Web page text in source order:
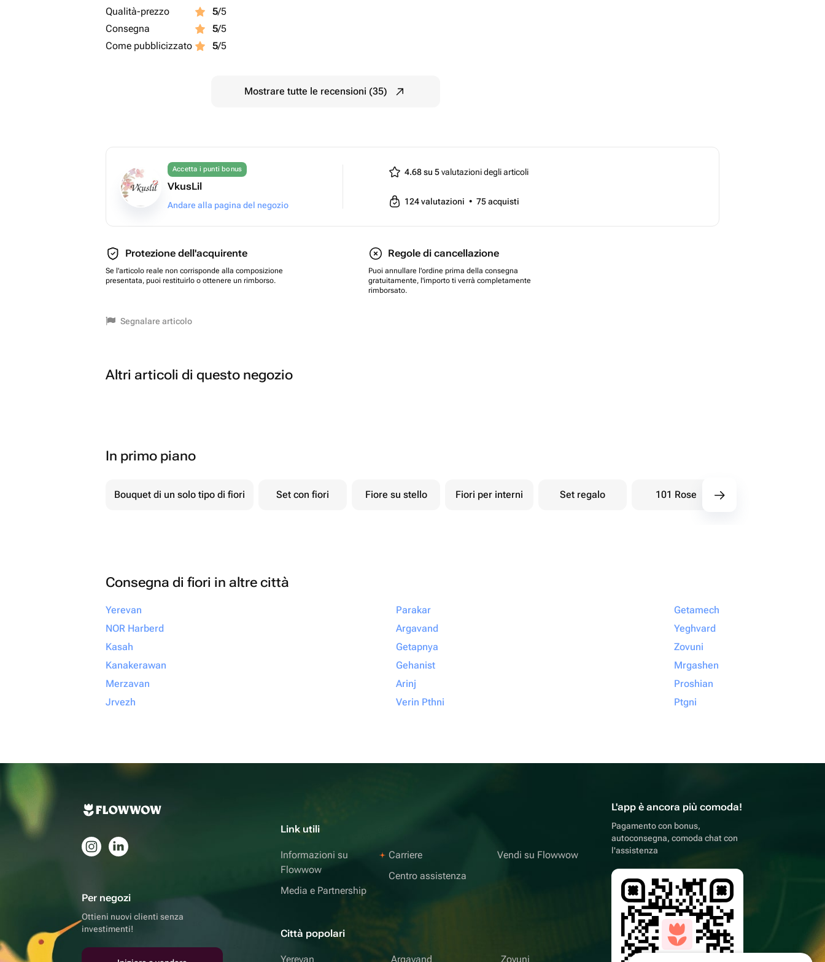
Qualità-prezzo
5/5
Consegna
5/5
Come pubblicizzato
5/5
Mostrare tutte le recensioni (35)
Accetta i punti bonus
VkusLil
Andare alla pagina del negozio
4.68 su 5valutazioni degli articoli
124valutazioni • 75acquisti
Protezione dell'acquirente
Se l'articolo reale non corrisponde alla composizione
presentata, puoi restituirlo o ottenere un rimborso.
Regole di cancellazione
Puoi annullare l'ordine prima della consegna
gratuitamente, l'importo ti verrà completamente
rimborsato.
Segnalare articolo
Altri articoli di questo negozio
In primo piano
Bouquet di un solo tipo di fiori Set con fiori Fiore su stello Fiori per interni Set regalo 101 Rose
Consegna di fiori in altre città
Yerevan
NOR Harberd
Kasah
Kanakerawan
Merzavan
Jrvezh
Parakar
Argavand
Getapnya
Gehanist
Arinj
Verin Pthni
Getamech
Yeghvard
Zovuni
Mrgashen
Proshian
Ptgni
Per negozi
Ottieni nuovi clienti senza
investimenti!
Link utili
Informazioni su
Flowwow
Media e Partnership
Carriere
Centro assistenza
Vendi su Flowwow
Città popolari
Yerevan Argavand Zovuni
L'app è ancora più comoda!
Pagamento con bonus,
autoconsegna, comoda chat con
l'assistenza